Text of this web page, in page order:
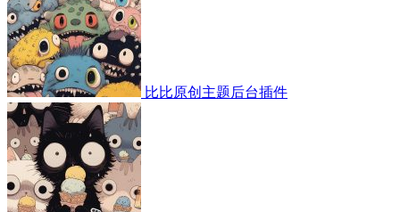
比比原创主题后台插件